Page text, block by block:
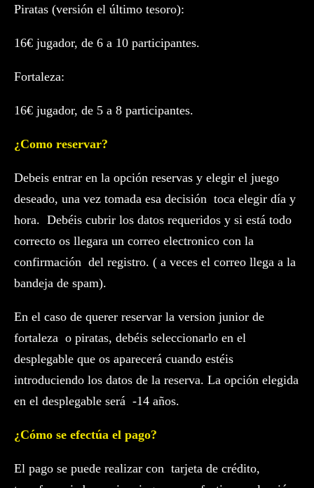
Piratas (versión el último tesoro):
16€ jugador, de 6 a 10 participantes.
Fortaleza:
16€ jugador, de 5 a 8 participantes.
¿Como reservar?
Debeis entrar en la opción reservas y elegir el juego
deseado, una vez tomada esa decisión toca elegir día y
hora. Debéis cubrir los datos requeridos y si está todo
correcto os llegara un correo electronico con la
confirmación del registro. ( a veces el correo llega a la
bandeja de spam).
En el caso de querer reservar la version junior de
fortaleza o piratas, debéis seleccionarlo en el
desplegable que os aparecerá cuando estéis
introduciendo los datos de la reserva. La opción elegida
en el desplegable será -14 años.
¿Cómo se efectúa el pago?
El pago se puede realizar con tarjeta de crédito,